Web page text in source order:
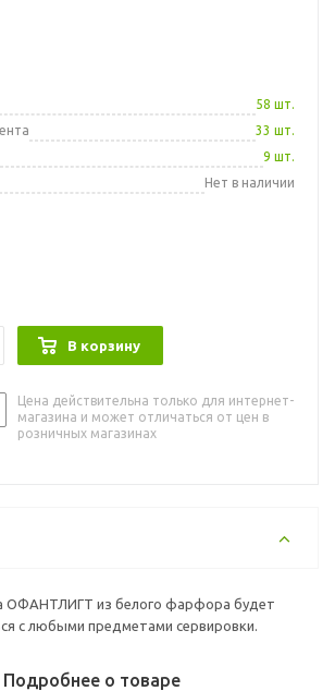
58 шт.
33 шт.
9 шт.
Нет в наличии
В корзину
Цена действительна только для интернет-
магазина и может отличаться от цен в
розничных магазинах
ОФАНТЛИГТ из белого фарфора будет
с любыми предметами сервировки.
Подробнее о товаре